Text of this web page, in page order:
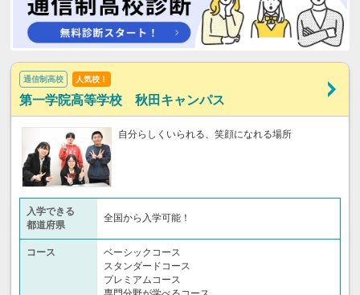
通信制高校 人気校！
第一学院高等学校 秋田キャンパス
自分らしくいられる、笑顔になれる場所
入学できる
都道府県
全国から入学可能！
コース
ベーシックコース
スタンダードコース
プレミアムコース